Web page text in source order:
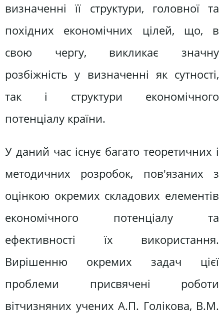
визначенні її структури, головної та
похідних економічних цілей, що, в
свою чергу, викликає значну
розбіжність у визначенні як сутності,
так і структури економічного
потенціалу країни.
У даний час існує багато теоретичних і
методичних розробок, пов'язаних з
оцінкою окремих складових елементів
економічного потенціалу та
ефективності їх використання.
Вирішенню окремих задач цієї
проблеми присвячені роботи
вітчизняних учених А.П. Голікова, В.М.